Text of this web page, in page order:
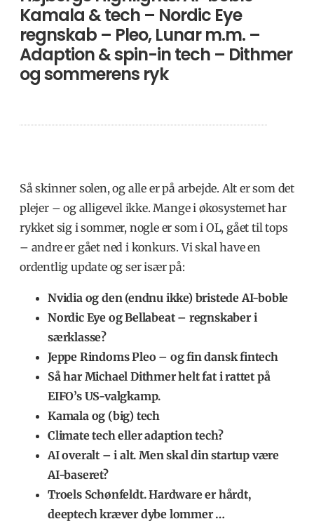
Kamala & tech – Nordic Eye
regnskab – Pleo, Lunar m.m. –
Adaption & spin-in tech – Dithmer
og sommerens ryk
Så skinner solen, og alle er på arbejde. Alt er som det
plejer – og alligevel ikke. Mange i økosystemet har
rykket sig i sommer, nogle er som i OL, gået til tops
– andre er gået ned i konkurs. Vi skal have en
ordentlig update og ser især på:
Nvidia og den (endnu ikke) bristede AI-boble
Nordic Eye og Bellabeat – regnskaber i
særklasse?
Jeppe Rindoms Pleo – og fin dansk fintech
Så har Michael Dithmer helt fat i rattet på
EIFO’s US-valgkamp.
Kamala og (big) tech
Climate tech eller adaption tech?
AI overalt – i alt. Men skal din startup være
AI-baseret?
Troels Schønfeldt.Hardware er hårdt,
deeptech kræver dybe lommer …